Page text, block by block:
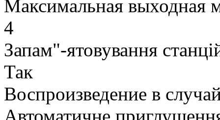
Максимальная выходная
4
Запам"-ятовування
Так
Воспроизведение в
Автоматичне